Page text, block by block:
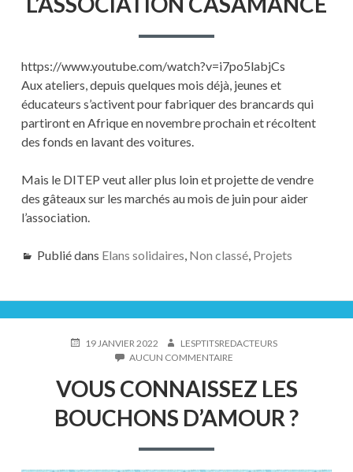
https://www.youtube.com/watch?v=i7po5labjCs
Aux ateliers, depuis quelques mois déjà, jeunes et
éducateurs s’activent pour fabriquer des brancards qui
partiront en Afrique en novembre prochain et récoltent
des fonds en lavant des voitures.
Mais le DITEP veut aller plus loin et projette de vendre
des gâteaux sur les marchés au mois de juin pour aider
l’association.
Publié dans Elans solidaires, Non classé, Projets
PUBLIÉ19 JANVIER 2022 AUTEUR
LESPTITSREDACTEURS
AUCUN COMMENTAIRE
CONNAISSEZ
LES
BOUCHONS
D’AMOUR
VOUS CONNAISSEZ LES
BOUCHONS D’AMOUR ?